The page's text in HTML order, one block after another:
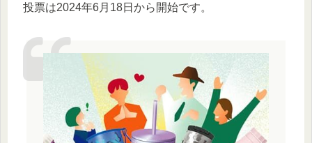
投票は2024年6月18日から開始です。